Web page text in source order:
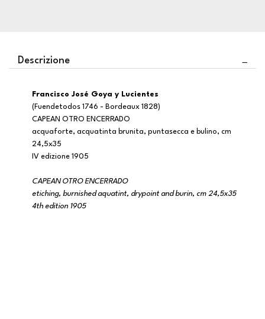
Descrizione
Francisco José Goya y Lucientes
(Fuendetodos 1746 - Bordeaux 1828)
CAPEAN OTRO ENCERRADO
acquaforte, acquatinta brunita, puntasecca e bulino, cm
24,5x35
IV edizione 1905
CAPEAN OTRO ENCERRADO
etiching, burnished aquatint, drypoint and burin, cm 24,5x35
4th edition 1905